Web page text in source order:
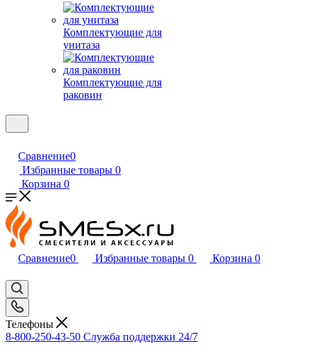
Комплектующие для
унитаза
Комплектующие для
раковин
Сравнение0
Избранные товары 0
Корзина 0
Сравнение0 Избранные товары 0 Корзина 0
Телефоны
8-800-250-43-50 Служба поддержки 24/7